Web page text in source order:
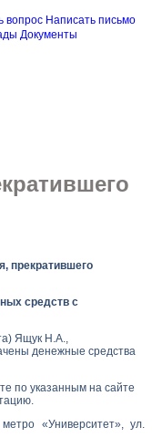
вопрос Написать письмо
Документы
прекратившего
средств с
Ящук Н.А.,
денежные средства
по указанным на сайте
«Университет», ул.